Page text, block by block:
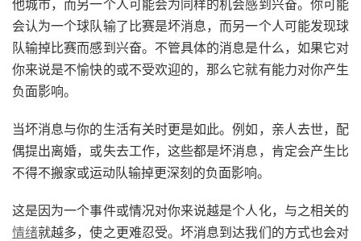
他城市，而另一个人可能会为同样的机会感到兴奋。你可能
会认为一个球队输了比赛是坏消息，而另一个人可能发现球
队输掉比赛而感到兴奋。不管具体的消息是什么，如果它对
你来说是不愉快的或不受欢迎的，那么它就有能力对你产生
负面影响。
当坏消息与你的生活有关时更是如此。例如，亲人去世，配
偶提出离婚，或失去工作，这些都是坏消息，肯定会产生比
不得不搬家或运动队输掉更深刻的负面影响。
这是因为一个事件或情况对你来说越是个人化，与之相关的
情绪就越多，使之更难忍受。坏消息到达我们的方式也会对